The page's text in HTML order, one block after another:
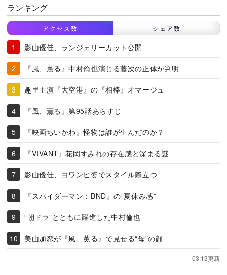
ランキング
アクセス数 シェア数
影山優佳、ランジェリーカット公開
『風、薫る』中村倫也演じる藤次の正体が判明
趣里主演『大空港』の『相棒』オマージュ
『風、薫る』第95話あらすじ
『映画ちいかわ』怪物は誰が生んだのか？
『VIVANT』花岡すみれの存在感と深まる謎
影山優佳、白ワンピ姿でスタイル際立つ
『スパイダーマン：BND』の“夏休み感”
“朝ドラ”とともに躍進した中村倫也
美山加恋が『風、薫る』で見せる“母”の顔
03:13更新